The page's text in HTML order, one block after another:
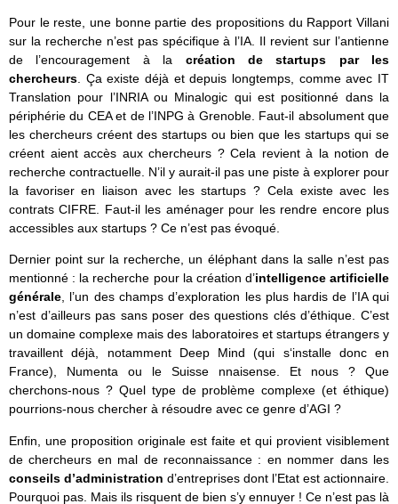
Pour le reste, une bonne partie des propositions du Rapport Villani
sur la recherche n’est pas spécifique à l’IA. Il revient sur l’antienne
de l’encouragement à la création de startups par les
chercheurs. Ça existe déjà et depuis longtemps, comme avec IT
Translation pour l’INRIA ou Minalogic qui est positionné dans la
périphérie du CEA et de l’INPG à Grenoble. Faut-il absolument que
les chercheurs créent des startups ou bien que les startups qui se
créent aient accès aux chercheurs ? Cela revient à la notion de
recherche contractuelle. N’il y aurait-il pas une piste à explorer pour
la favoriser en liaison avec les startups ? Cela existe avec les
contrats CIFRE. Faut-il les aménager pour les rendre encore plus
accessibles aux startups ? Ce n’est pas évoqué.
Dernier point sur la recherche, un éléphant dans la salle n’est pas
mentionné : la recherche pour la création d’intelligence artificielle
générale, l’un des champs d’exploration les plus hardis de l’IA qui
n’est d’ailleurs pas sans poser des questions clés d’éthique. C’est
un domaine complexe mais des laboratoires et startups étrangers y
travaillent déjà, notamment Deep Mind (qui s‘installe donc en
France), Numenta ou le Suisse nnaisense. Et nous ? Que
cherchons-nous ? Quel type de problème complexe (et éthique)
pourrions-nous chercher à résoudre avec ce genre d’AGI ?
Enfin, une proposition originale est faite et qui provient visiblement
de chercheurs en mal de reconnaissance : en nommer dans les
conseils d’administration d’entreprises dont l’Etat est actionnaire.
Pourquoi pas. Mais ils risquent de bien s’y ennuyer ! Ce n’est pas là